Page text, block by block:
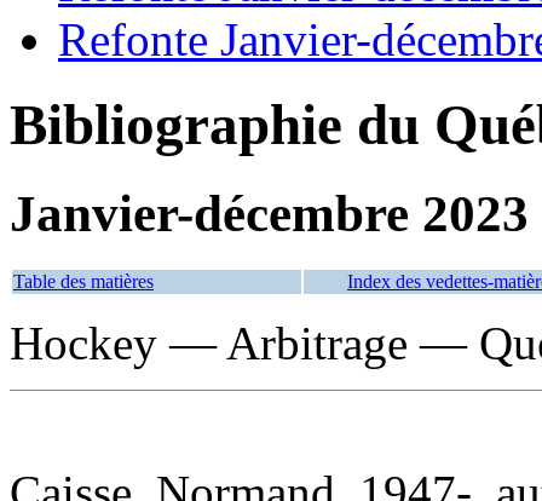
Refonte Janvier-
Bibliographie du
Janvier-décembre 2023
Table des matières Index des vedettes-
Hockey — Arbitrage —